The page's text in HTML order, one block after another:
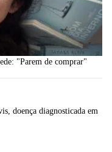
"Parem de comprar"
doença diagnosticada em